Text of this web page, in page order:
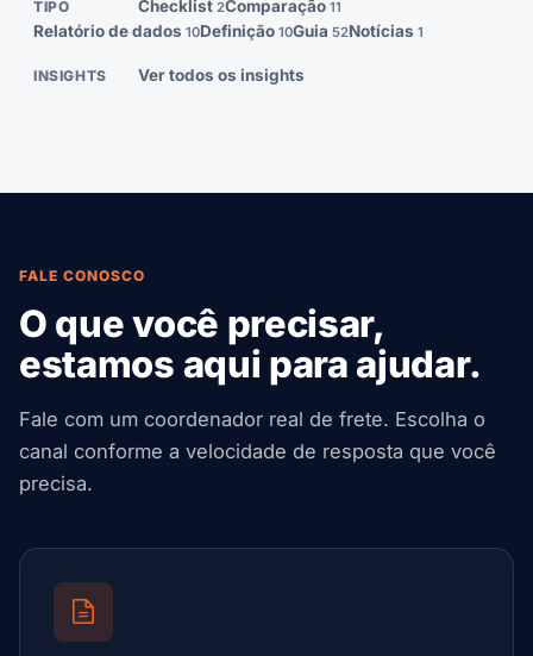
TIPO Checklist 2Comparação 11
Relatório de dados 10Definição 10Guia 52Notícias 1
INSIGHTS Ver todos os insights
FALE CONOSCO
O que você precisar,
estamos aqui para ajudar.
Fale com um coordenador real de frete. Escolha o
canal conforme a velocidade de resposta que você
precisa.